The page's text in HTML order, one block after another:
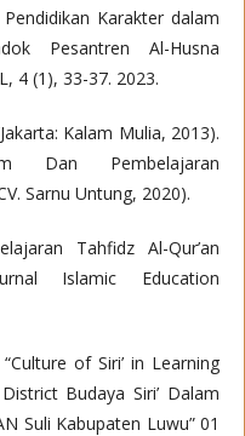
Karakter dalam
Pesantren Al-Husna
4 (1), 33-37. 2023.
Kalam Mulia, 2013).
Dan Pembelajaran
Sarnu Untung, 2020).
Tahfidz Al-Qur’an
Islamic Education
of Siri’ in Learning
Budaya Siri’ Dalam
Suli Kabupaten Luwu” 01